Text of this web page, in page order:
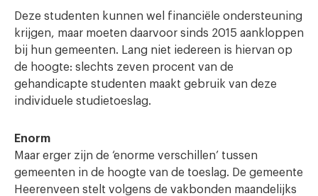
Deze studenten kunnen wel financiële ondersteuning
krijgen, maar moeten daarvoor sinds 2015 aankloppen
bij hun gemeenten. Lang niet iedereen is hiervan op
de hoogte: slechts zeven procent van de
gehandicapte studenten maakt gebruik van deze
individuele studietoeslag.
Enorm
Maar erger zijn de ‘enorme verschillen’ tussen
gemeenten in de hoogte van de toeslag. De gemeente
Heerenveen stelt volgens de vakbonden maandelijks